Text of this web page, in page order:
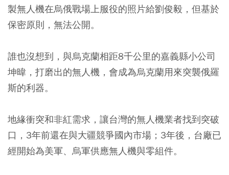
製無人機在烏俄戰場上服役的照片給劉俊毅，但基於
保密原則，無法公開。
誰也沒想到，與烏克蘭相距8千公里的嘉義縣小公司
坤暐，打磨出的無人機，會成為烏克蘭用來突襲俄羅
斯的利器。
地緣衝突和非紅需求，讓台灣的無人機業者找到突破
口，3年前還在與大疆競爭國內市場；3年後，台廠已
經開始為美軍、烏軍供應無人機與零組件。